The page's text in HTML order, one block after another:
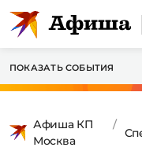
ПОКАЗАТЬ СОБЫТИЯ
Афиша КП
Москва